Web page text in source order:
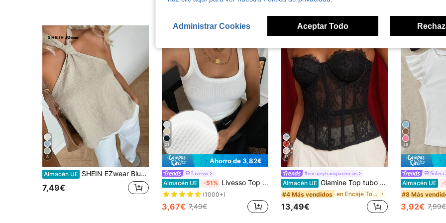
8
Almacén UE SHEIN EZwear Blusa casual de cuello halter tejida en color caqui para mujer
7,49€
21
Ahorro de 3,82€
Livesso
Almacén UE -51% Livesso Top de tirantes de unicolor para mujer, estilo casual de negocios, nueva llegada de verano
(1000+)
3,67€ 7,49€
15
#encajeytransparencias
Almacén UE Glamine Top tubo sexy y versátil de encaje para mujer, ideal para citas y fiestas
#4 Más vendidos en Encaje Tops, blusas y camisetas de mujer
13,49€
28
Soleia
Almacén UE -
#8 Más
3,92€ 7,99€
Administrar Cookies Aceptar Todo